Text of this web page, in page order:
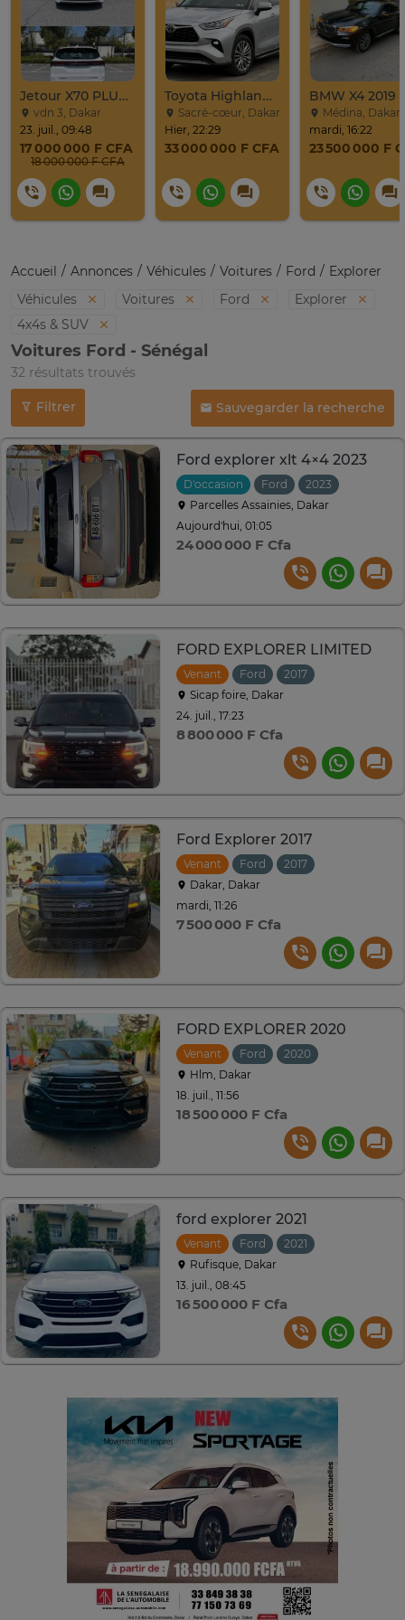
Jetour X70 PLUS 2024
vdn 3, Dakar
23. juil., 09:48
17 000 000 F CFA
18 000 000 F CFA
Toyota Highlander Platinium 2023
Sacré-cœur, Dakar
Hier, 22:29
33 000 000 F CFA
BMW X4 2019
Médina, Dakar
mardi, 16:22
23 500 000 F
Accueil Annonces Véhicules Voitures Ford
Explorer
Véhicules
Voitures Ford
Explorer
4x4s & SUV
Voitures Ford - Sénégal
32 résultats trouvés
Filtrer Sauvegarder la recherche
Ford explorer xlt 4×4 2023
D'occasion Ford 2023
Parcelles Assainies, Dakar
Aujourd'hui, 01:05
24 000 000 F Cfa
FORD EXPLORER LIMITED
Venant Ford 2017
Sicap foire, Dakar
24. juil., 17:23
8 800 000 F Cfa
Ford Explorer 2017
Venant Ford 2017
Dakar, Dakar
mardi, 11:26
7 500 000 F Cfa
FORD EXPLORER 2020
Venant Ford 2020
Hlm, Dakar
18. juil., 11:56
18 500 000 F Cfa
ford explorer 2021
Venant Ford 2021
Rufisque, Dakar
13. juil., 08:45
16 500 000 F Cfa